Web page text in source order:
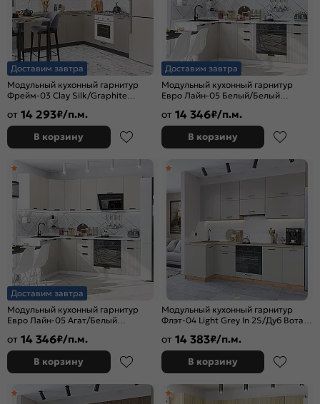
Доставим завтра
Модульный кухонный гарнитур
Фрейм-03 Clay Silk/Graphite
от 14 293₽/п.м.
В корзину
Доставим завтра
Модульный кухонный гарнитур
Евро Лайн-05 Белый/Белый
от 14 346₽/п.м.
В корзину
Доставим завтра
Модульный кухонный гарнитур
Евро Лайн-05 Агат/Белый
от 14 346₽/п.м.
В корзину
Модульный кухонный гарнитур
Флэт-04 Light Grey In 2S/Дуб Вотан
от 14 383₽/п.м.
В корзину